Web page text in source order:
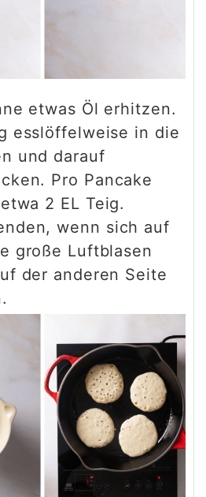
etwas Öl erhitzen.
esslöffelweise in die
und darauf
Pro Pancake
2 EL Teig.
wenn sich auf
große Luftblasen
der anderen Seite